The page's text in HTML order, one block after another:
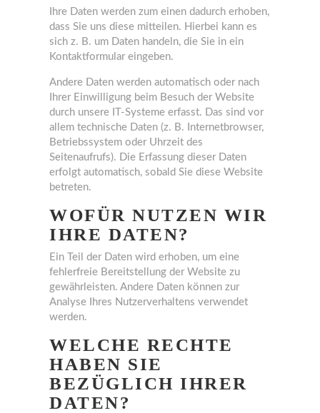
Ihre Daten werden zum einen dadurch erhoben,
dass Sie uns diese mitteilen. Hierbei kann es
sich z. B. um Daten handeln, die Sie in ein
Kontaktformular eingeben.
Andere Daten werden automatisch oder nach
Ihrer Einwilligung beim Besuch der Website
durch unsere IT-Systeme erfasst. Das sind vor
allem technische Daten (z. B. Internetbrowser,
Betriebssystem oder Uhrzeit des
Seitenaufrufs). Die Erfassung dieser Daten
erfolgt automatisch, sobald Sie diese Website
betreten.
WOFÜR NUTZEN WIR
IHRE DATEN?
Ein Teil der Daten wird erhoben, um eine
fehlerfreie Bereitstellung der Website zu
gewährleisten. Andere Daten können zur
Analyse Ihres Nutzerverhaltens verwendet
werden.
WELCHE RECHTE
HABEN SIE
BEZÜGLICH IHRER
DATEN?